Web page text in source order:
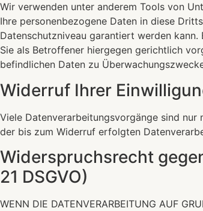
Wir verwenden unter anderem Tools von
Ihre personenbezogene Daten in diese
Datenschutzniveau garantiert werden
Sie als Betroffener hiergegen gerichtlich
befindlichen Daten zu
Widerruf Ihrer
Viele Datenverarbeitungsvorgänge sind
der bis zum Widerruf erfolgten
Widerspruchsrecht
21 DSGVO)
WENN DIE DATENVERARBEITUNG AUF